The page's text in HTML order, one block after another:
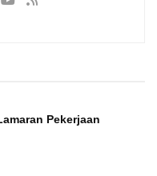
Pekerjaan